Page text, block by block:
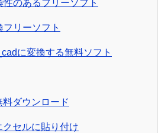
のあるフリーソフト
リーソフト
に変換する無料ソフト
ダウンロード
セルに貼り付け